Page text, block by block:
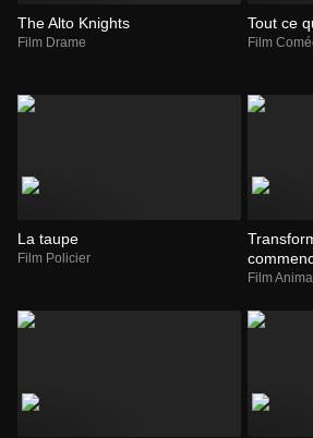
The Alto Knights
Film Drame
Tout ce
Film
La taupe
Film Policier
Film